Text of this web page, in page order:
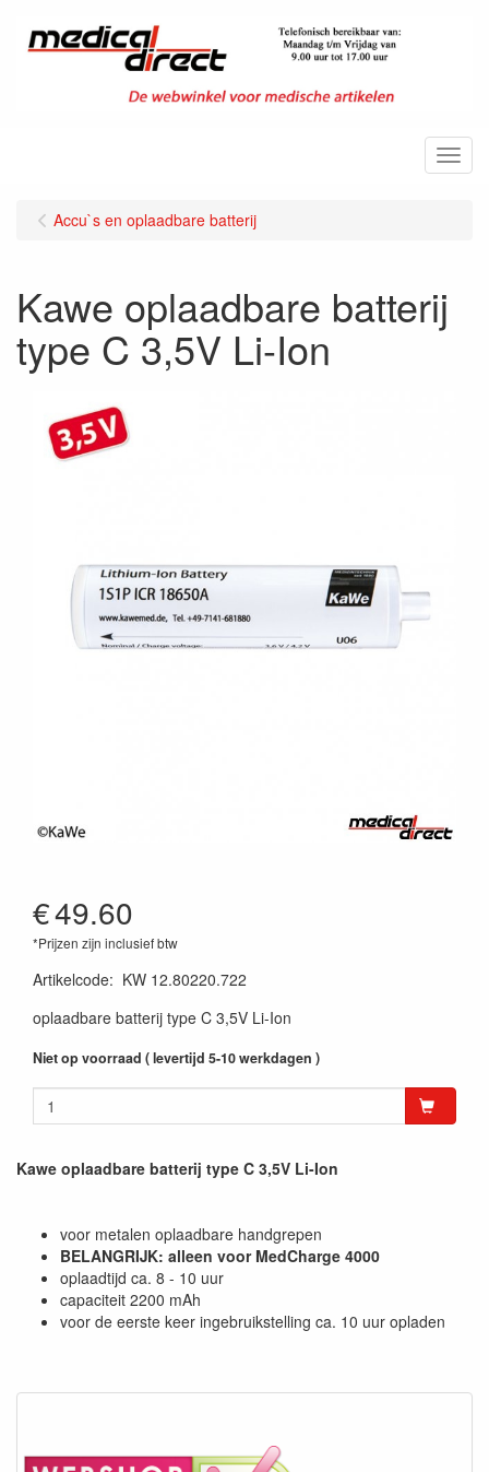
Menu
Accu`s en oplaadbare batterij
Kawe oplaadbare batterij
type C 3,5V Li-Ion
€49.60
*Prijzen zijn inclusief btw
Artikelcode: KW 12.80220.722
oplaadbare batterij type C 3,5V Li-Ion
Niet op voorraad ( levertijd 5-10 werkdagen )
Kawe oplaadbare batterij type C 3,5V Li-Ion
voor metalen oplaadbare handgrepen
BELANGRIJK: alleen voor MedCharge 4000
oplaadtijd ca. 8 - 10 uur
capaciteit 2200 mAh
voor de eerste keer ingebruikstelling ca. 10 uur opladen